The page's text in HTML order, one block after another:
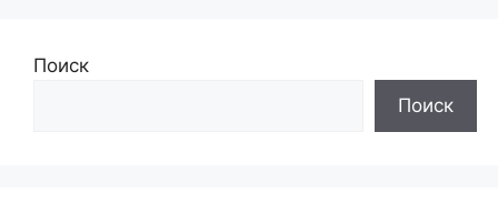
Поиск
Поиск